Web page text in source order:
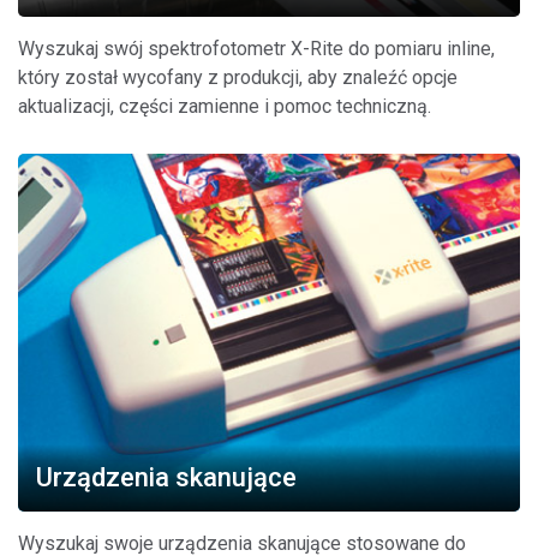
Wyszukaj swój spektrofotometr X-Rite do pomiaru inline,
który został wycofany z produkcji, aby znaleźć opcje
aktualizacji, części zamienne i pomoc techniczną.
Urządzenia skanujące
Wyszukaj swoje urządzenia skanujące stosowane do